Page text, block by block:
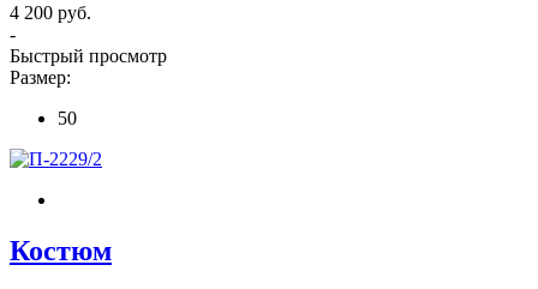
4 200 руб.
-
Быстрый просмотр
Размер:
50
Костюм